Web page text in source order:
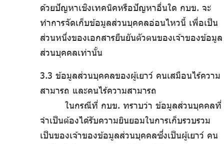
ด้วยปัญหาเชิงเทคนิคหรือปัญหาอื่นใด กบข. จะ
ทำการจัดเก็บข้อมูลส่วนบุคคลอ่อนไหวนี้ เพื่อเป็น
ส่วนหนึ่งของเอกสารยืนยันตัวตนของเจ้าของข้อมูล
ส่วนบุคคลเท่านั้น
3.3 ข้อมูลส่วนบุคคลของผู้เยาว์ คนเสมือนไร้ความ
สามารถ และคนไร้ความสามารถ
ในกรณีที่ กบข. ทราบว่า ข้อมูลส่วนบุคคลที่
จำเป็นต้องได้รับความยินยอมในการเก็บรวบรวม
เป็นของเจ้าของข้อมูลส่วนบุคคลซึ่งเป็นผู้เยาว์ คน